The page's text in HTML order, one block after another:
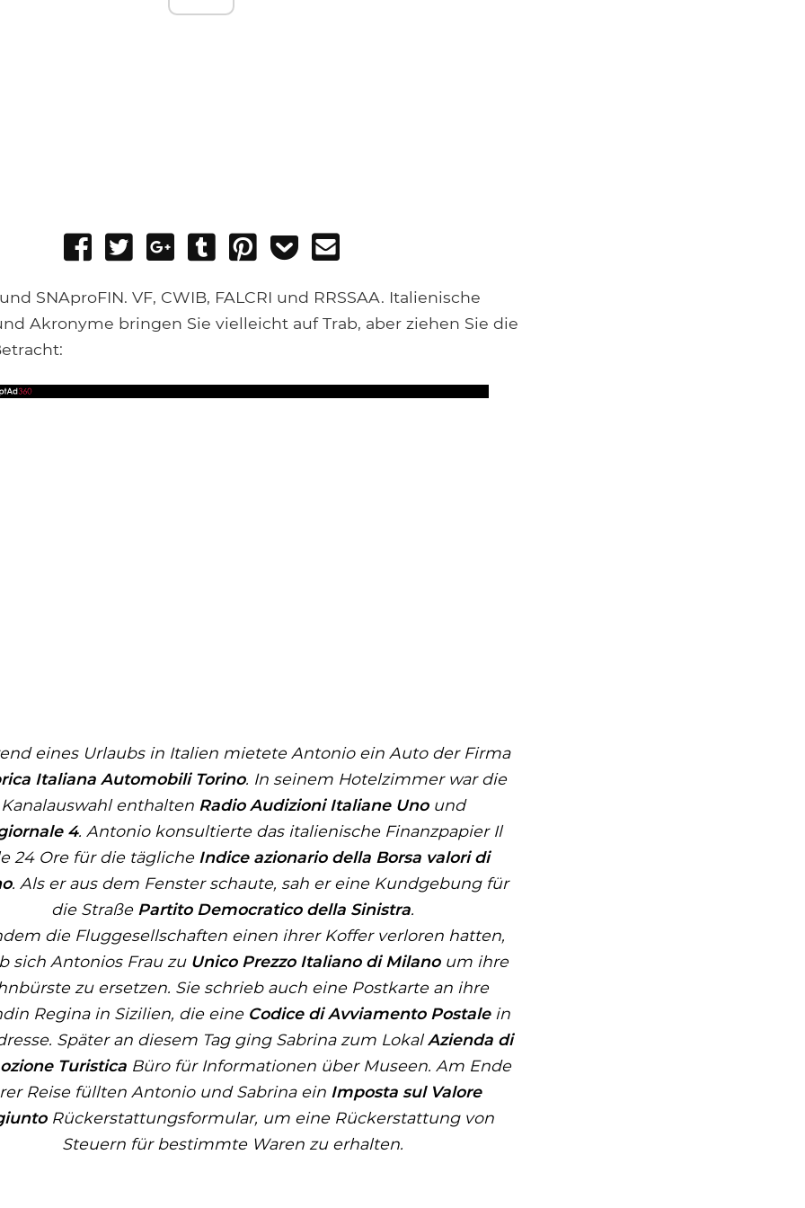
Share
Facebook
Tweet
Share
Google+
Post
Tumblr
Pin
Add
Pocket
und SNAproFIN. VF, CWIB, FALCRI und RRSSAA. Italienische
Akronyme bringen Sie vielleicht auf Trab, aber ziehen Sie die
eines Urlaubs in Italien mietete Antonio ein Auto der Firma
Italiana Automobili Torino. In seinem Hotelzimmer war die
Kanalauswahl enthalten Radio Audizioni Italiane Unound
4. Antonio konsultierte das italienische Finanzpapier Il
24 Ore für die tägliche Indice azionario della Borsa valori di
. Als er aus dem Fenster schaute, sah er eine Kundgebung für
die Straße Partito Democratico della Sinistra.
die Fluggesellschaften einen ihrer Koffer verloren hatten,
sich Antonios Frau zu Unico Prezzo Italiano di Milanoum ihre
zu ersetzen. Sie schrieb auch eine Postkarte an ihre
Regina in Sizilien, die eine Codice di Avviamento Postalein
Später an diesem Tag ging Sabrina zum LokalAzienda di
TuristicaBüro für Informationen über Museen. Am Ende
Reise füllten Antonio und Sabrina ein Imposta sul Valore
Rückerstattungsformular, um eine Rückerstattung von
Steuern für bestimmte Waren zu erhalten.